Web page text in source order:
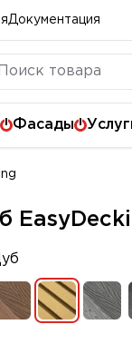
Документация
Фасады